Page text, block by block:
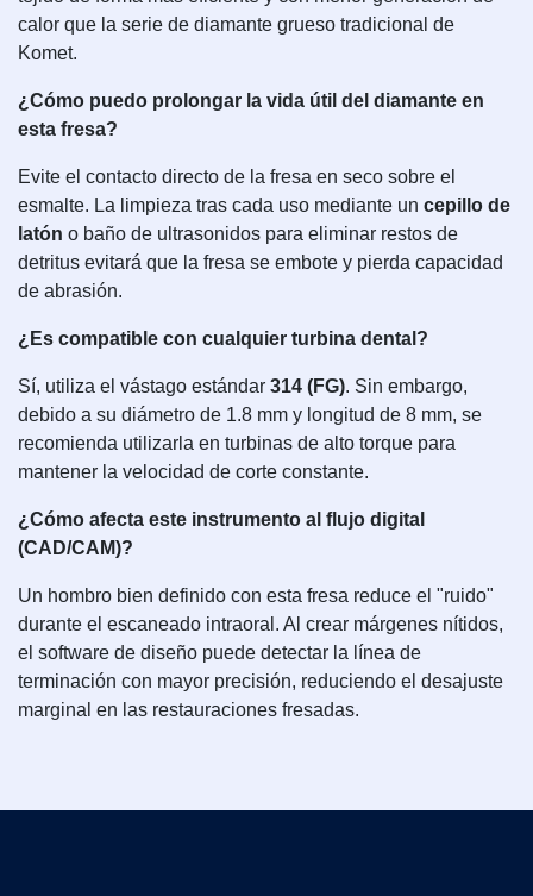
calor que la serie de diamante grueso tradicional de
Komet.
¿Cómo puedo prolongar la vida útil del diamante en
esta fresa?
Evite el contacto directo de la fresa en seco sobre el
esmalte. La limpieza tras cada uso mediante un cepillo de
latón o baño de ultrasonidos para eliminar restos de
detritus evitará que la fresa se embote y pierda capacidad
de abrasión.
¿Es compatible con cualquier turbina dental?
Sí, utiliza el vástago estándar 314 (FG). Sin embargo,
debido a su diámetro de 1.8 mm y longitud de 8 mm, se
recomienda utilizarla en turbinas de alto torque para
mantener la velocidad de corte constante.
¿Cómo afecta este instrumento al flujo digital
(CAD/CAM)?
Un hombro bien definido con esta fresa reduce el "ruido"
durante el escaneado intraoral. Al crear márgenes nítidos,
el software de diseño puede detectar la línea de
terminación con mayor precisión, reduciendo el desajuste
marginal en las restauraciones fresadas.